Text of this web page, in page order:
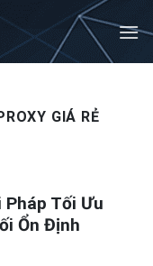
GIÁ RẺ
Pháp Tối Ưu
Ổn Định